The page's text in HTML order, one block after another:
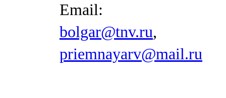
Email:
bolgar@tnv.ru,
priemnayarv@mail.ru